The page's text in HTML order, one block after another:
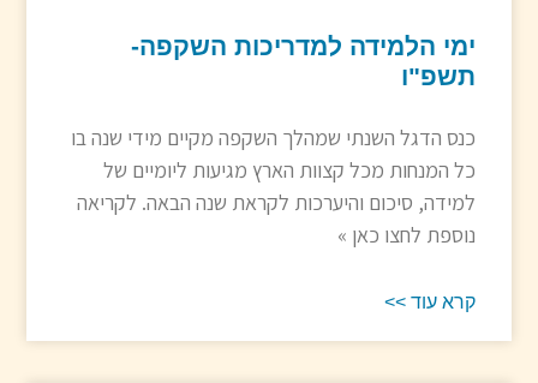
ימי הלמידה למדריכות השקפה-
תשפ"ו
כנס הדגל השנתי שמהלך השקפה מקיים מידי שנה בו
כל המנחות מכל קצוות הארץ מגיעות ליומיים של
למידה, סיכום והיערכות לקראת שנה הבאה. לקריאה
נוספת לחצו כאן »
קרא עוד >>